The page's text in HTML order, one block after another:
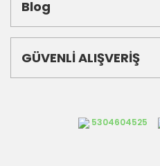
Blog
GÜVENLİ ALIŞVERİŞ
5304604525